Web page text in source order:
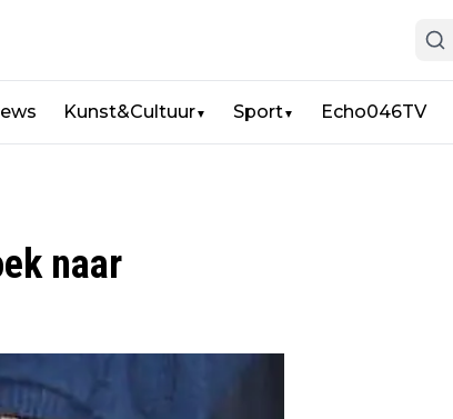
Kunst&Cultuur▼ Sport▼ Echo046TV
naar